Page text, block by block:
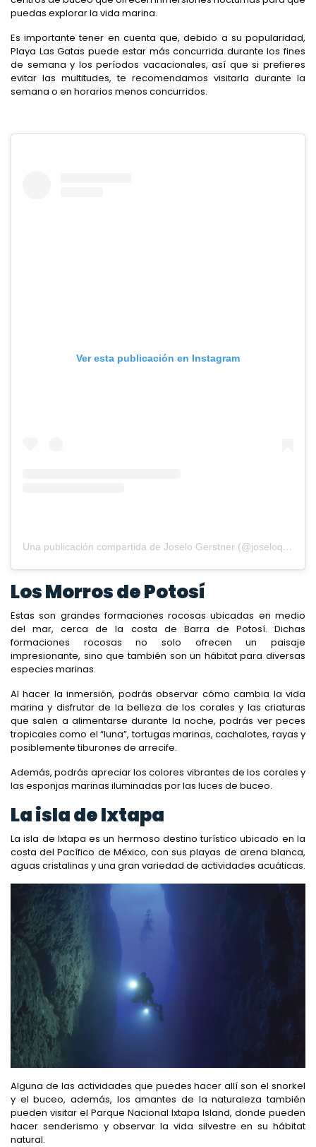
puedas explorar la vida marina.
Es importante tener en cuenta que, debido a su popularidad,
Playa Las Gatas puede estar más concurrida durante los fines
de semana y los períodos vacacionales, así que si prefieres
evitar las multitudes, te recomendamos visitarla durante la
semana o en horarios menos concurridos.
Ver esta publicación en Instagram
Una publicación compartida de Joselo Gerstner (@joseloqfb)
Los Morros de Potosí
Estas son grandes formaciones rocosas ubicadas en medio
del mar, cerca de la costa de Barra de Potosí. Dichas
formaciones rocosas no solo ofrecen un paisaje
impresionante, sino que también son un hábitat para diversas
especies marinas.
Al hacer la inmersión, podrás observar cómo cambia la vida
marina y disfrutar de la belleza de los corales y las criaturas
que salen a alimentarse durante la noche, podrás ver peces
tropicales como el “luna”, tortugas marinas, cachalotes, rayas y
posiblemente tiburones de arrecife.
Además, podrás apreciar los colores vibrantes de los corales y
las esponjas marinas iluminadas por las luces de buceo.
La isla de Ixtapa
La isla de Ixtapa es un hermoso destino turístico ubicado en la
costa del Pacífico de México, con sus playas de arena blanca,
aguas cristalinas y una gran variedad de actividades acuáticas.
Alguna de las actividades que puedes hacer allí son el snorkel
y el buceo, además, los amantes de la naturaleza también
pueden visitar el Parque Nacional Ixtapa Island, donde pueden
hacer senderismo y observar la vida silvestre en su hábitat
natural.